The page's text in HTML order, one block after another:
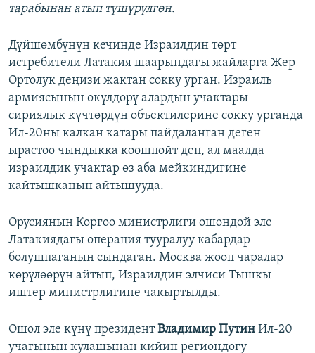
тарабынан атып түшүрүлгөн.
Дүйшөмбүнүн кечинде Израилдин төрт
истребители Латакия шаарындагы жайларга Жер
Ортолук деңизи жактан сокку урган. Израиль
армиясынын өкүлдөрү алардын учактары
сириялык күчтөрдүн объектилерине сокку урганда
Ил-20ны калкан катары пайдаланган деген
ырастоо чындыкка коошпойт деп, ал маалда
израилдик учактар өз аба мейкиндигине
кайтышканын айтышууда.
Орусиянын Коргоо министрлиги ошондой эле
Латакиядагы операция тууралуу кабардар
болушпаганын сындаган. Москва жооп чаралар
көрүлөөрүн айтып, Израилдин элчиси Тышкы
иштер министрлигине чакыртылды.
Ошол эле күнү президентВладимир Путин Ил-20
учагынын кулашынан кийин региондогу